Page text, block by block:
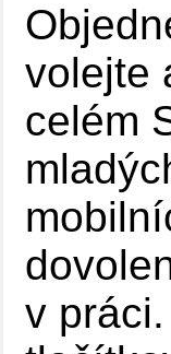
volejte
celém
v